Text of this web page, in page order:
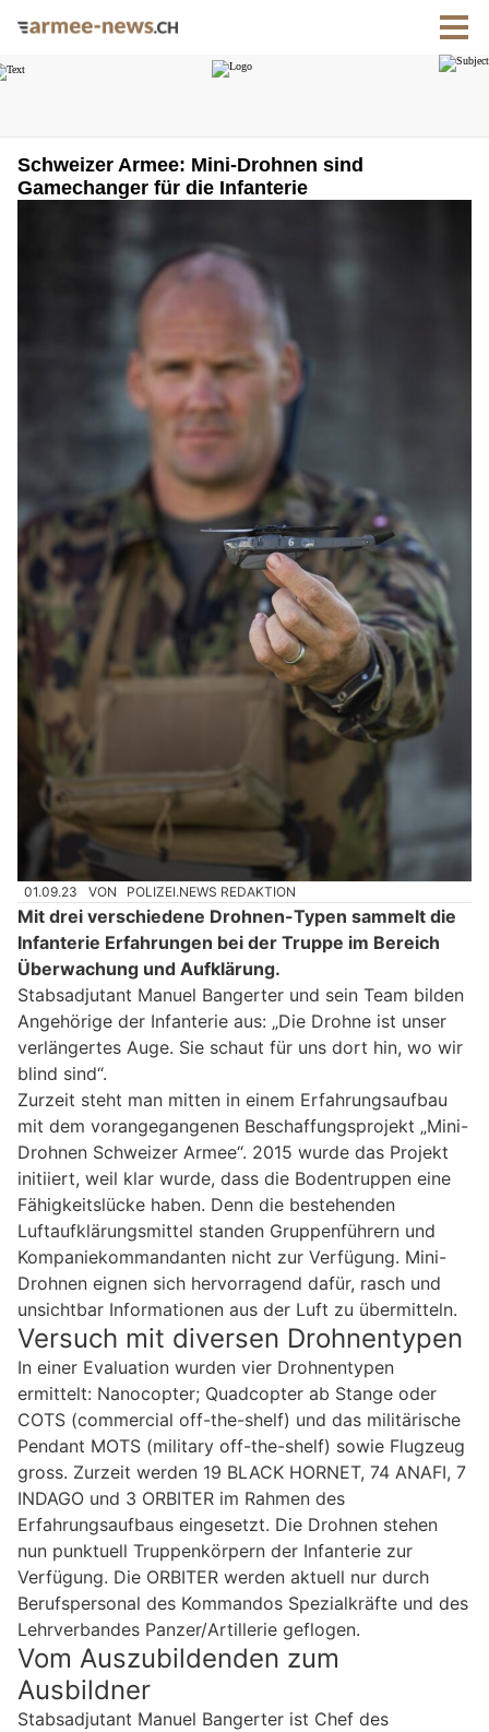
Schweizer Armee: Mini-Drohnen sind
Gamechanger für die Infanterie
01.09.23 VON POLIZEI.NEWS REDAKTION
Mit drei verschiedene Drohnen-Typen sammelt die
Infanterie Erfahrungen bei der Truppe im Bereich
Überwachung und Aufklärung.
Stabsadjutant Manuel Bangerter und sein Team bilden
Angehörige der Infanterie aus: „Die Drohne ist unser
verlängertes Auge. Sie schaut für uns dort hin, wo wir
blind sind“.
Zurzeit steht man mitten in einem Erfahrungsaufbau
mit dem vorangegangenen Beschaffungsprojekt „Mini-
Drohnen Schweizer Armee“. 2015 wurde das Projekt
initiiert, weil klar wurde, dass die Bodentruppen eine
Fähigkeitslücke haben. Denn die bestehenden
Luftaufklärungsmittel standen Gruppenführern und
Kompaniekommandanten nicht zur Verfügung. Mini-
Drohnen eignen sich hervorragend dafür, rasch und
unsichtbar Informationen aus der Luft zu übermitteln.
Versuch mit diversen Drohnentypen
In einer Evaluation wurden vier Drohnentypen
ermittelt: Nanocopter; Quadcopter ab Stange oder
COTS (commercial off-the-shelf) und das militärische
Pendant MOTS (military off-the-shelf) sowie Flugzeug
gross. Zurzeit werden 19 BLACK HORNET, 74 ANAFI, 7
INDAGO und 3 ORBITER im Rahmen des
Erfahrungsaufbaus eingesetzt. Die Drohnen stehen
nun punktuell Truppenkörpern der Infanterie zur
Verfügung. Die ORBITER werden aktuell nur durch
Berufspersonal des Kommandos Spezialkräfte und des
Lehrverbandes Panzer/Artillerie geflogen.
Vom Auszubildenden zum
Ausbildner
Stabsadjutant Manuel Bangerter ist Chef des